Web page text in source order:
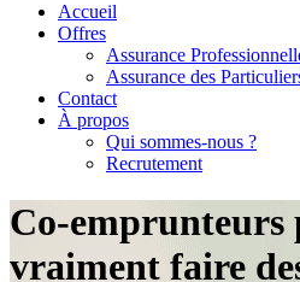
Accueil
Offres
Assurance
Assurance des
Contact
À propos
Qui sommes-nous ?
Recrutement
Co-emprunteurs
vraiment faire